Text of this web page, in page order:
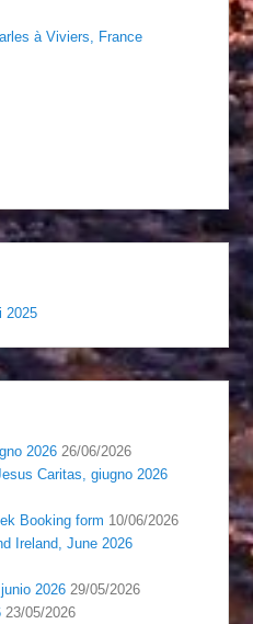
à Viviers, France
2025
2026 26/06/2026
Caritas, giugno 2026
Booking form 10/06/2026
Ireland, June 2026
2026 29/05/2026
23/05/2026